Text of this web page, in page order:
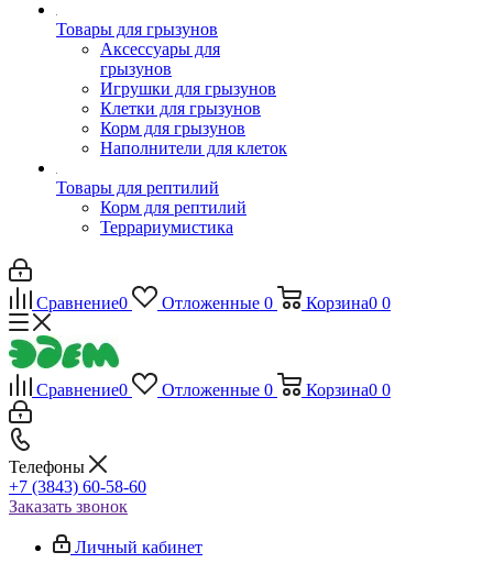
Товары для грызунов
Аксессуары для
грызунов
Игрушки для грызунов
Клетки для грызунов
Корм для грызунов
Наполнители для клеток
Товары для рептилий
Корм для рептилий
Террариумистика
Сравнение0 Отложенные 0 Корзина0 0
Сравнение0 Отложенные 0 Корзина0 0
Телефоны
+7 (3843) 60-58-60
Заказать звонок
Личный кабинет